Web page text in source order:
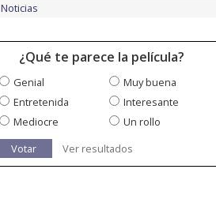
Noticias
¿Qué te parece la película?
Genial
Muy buena
Entretenida
Interesante
Mediocre
Un rollo
Votar
Ver resultados